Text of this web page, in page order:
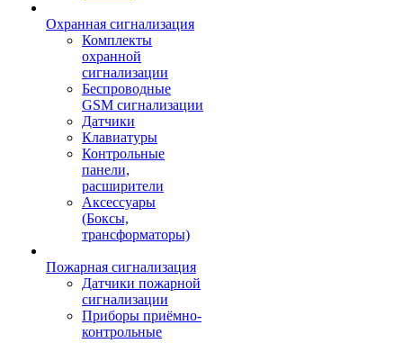
Охранная сигнализация
Комплекты
охранной
сигнализации
Беспроводные
GSM сигнализации
Датчики
Клавиатуры
Контрольные
панели,
расширители
Аксессуары
(Боксы,
трансформаторы)
Пожарная сигнализация
Датчики пожарной
сигнализации
Приборы приёмно-
контрольные